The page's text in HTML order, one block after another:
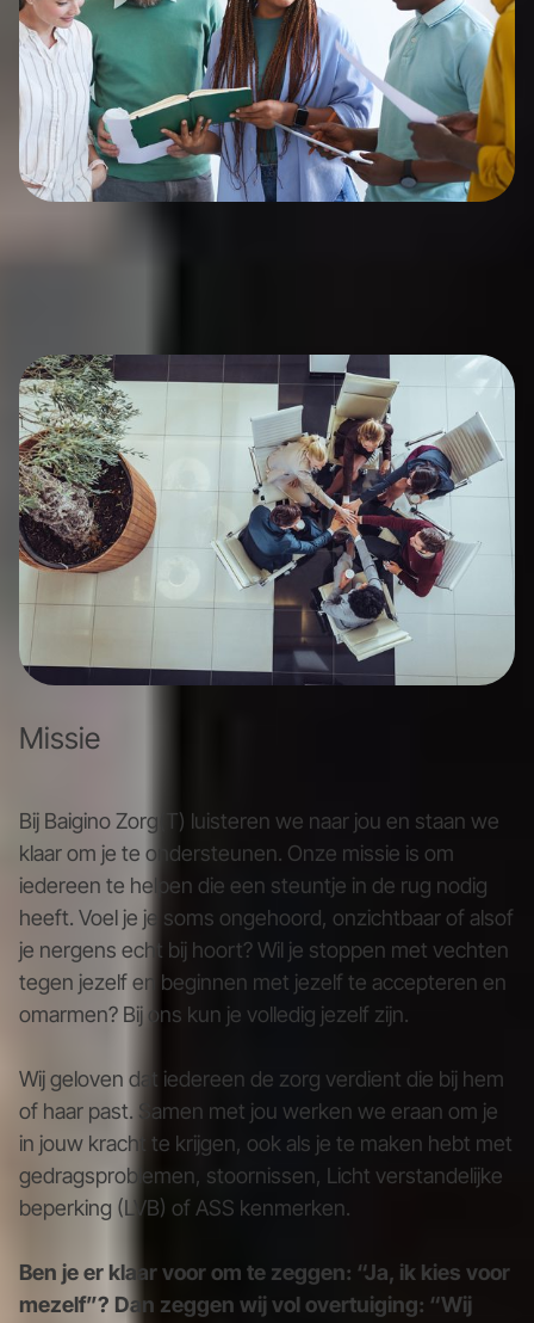
Missie
Bij Baigino Zorg(T) luisteren we naar jou en staan we
klaar om je te ondersteunen. Onze missie is om
iedereen te helpen die een steuntje in de rug nodig
heeft. Voel je je soms ongehoord, onzichtbaar of alsof
je nergens echt bij hoort? Wil je stoppen met vechten
tegen jezelf en beginnen met jezelf te accepteren en
omarmen? Bij ons kun je volledig jezelf zijn.
Wij geloven dat iedereen de zorg verdient die bij hem
of haar past. Samen met jou werken we eraan om je
in jouw kracht te krijgen, ook als je te maken hebt met
gedragsproblemen, stoornissen, Licht verstandelijke
beperking (LVB) of ASS kenmerken.
Ben je er klaar voor om te zeggen: “Ja, ik kies voor
mezelf”? Dan zeggen wij vol overtuiging: “Wij